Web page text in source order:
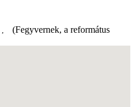
,
(Fegyvernek, a református